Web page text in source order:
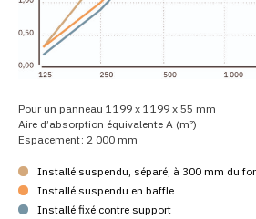
Pour un panneau 1 199 x 1 199 x 55 mm
Aire d’absorption équivalente A (m²)
Espacement : 2 000 mm
Installé suspendu, séparé, à 300 mm du
Installé suspendu en baffle
Installé fixé contre support